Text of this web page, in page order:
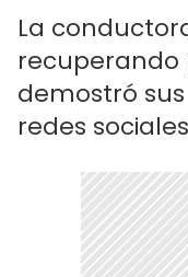
La
recuperando
demostró
redes